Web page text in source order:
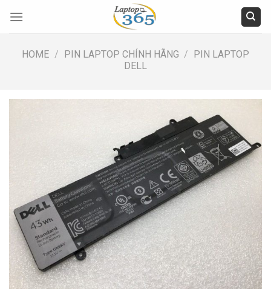
HOME / PIN LAPTOP CHÍNH HÃNG / PIN LAPTOP
DELL